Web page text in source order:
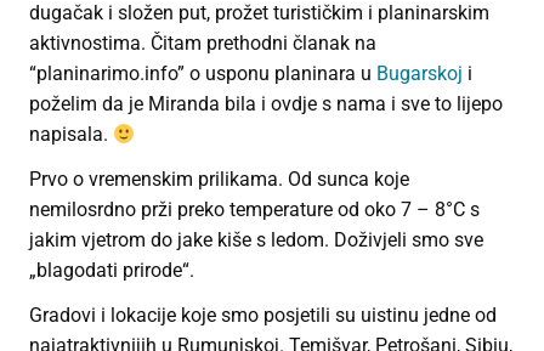
dugačak i složen put, prožet turističkim i planinarskim
aktivnostima. Čitam prethodni članak na
“planinarimo.info” o usponu planinara u Bugarskoj i
poželim da je Miranda bila i ovdje s nama i sve to lijepo
napisala.
Prvo o vremenskim prilikama. Od sunca koje
nemilosrdno prži preko temperature od oko 7 – 8°C s
jakim vjetrom do jake kiše s ledom. Doživjeli smo sve
„blagodati prirode“.
Gradovi i lokacije koje smo posjetili su uistinu jedne od
najatraktivnijih u Rumunjskoj. Temišvar, Petrošani, Sibiu,